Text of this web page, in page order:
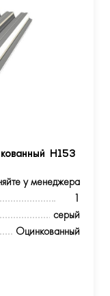
Н153
у менеджера
1
серый
Оцинкованный